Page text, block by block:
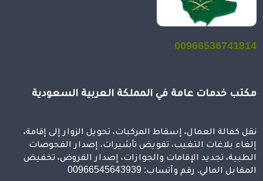
00966536741814
مكتب خدمات عامة في المملكة العربية السعودية
نقل كفالة العمال، إسقاط المركبات، تحويل الزوار إلى إقامة،
إلغاء بلاغات التغيب، تفويض تأشيرات، إصدار الفحوصات
الطبية، تجديد الإقامات والجوازات، إصدار القروض، تخفيض
المقابل المالي. رقم وآتساب: 00966545643939